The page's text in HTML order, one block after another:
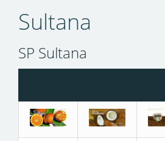
Sultana
SP Sultana